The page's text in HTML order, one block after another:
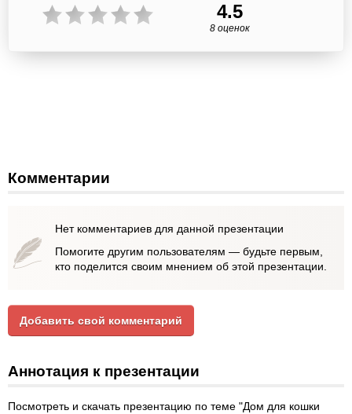
4.5
8 оценок
Комментарии
Нет комментариев для данной презентации
Помогите другим пользователям — будьте первым,
кто поделится своим мнением об этой презентации.
Добавить свой комментарий
Аннотация к презентации
Посмотреть и скачать презентацию по теме "Дом для кошки